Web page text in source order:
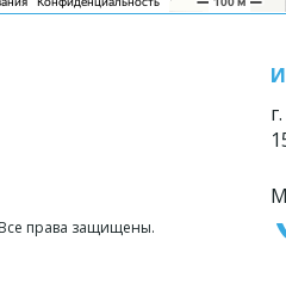
права защищены.